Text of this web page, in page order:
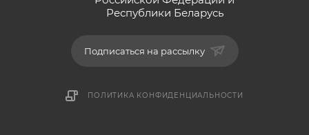
Республики Беларусь
Подписаться на рассылку
ПОЛИТИКА КОНФИДЕНЦИАЛЬНОСТИ